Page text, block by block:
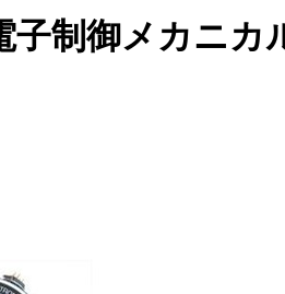
子制御メカニ